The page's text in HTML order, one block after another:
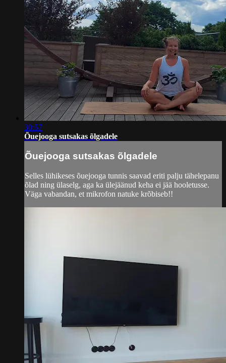
30:57
Õuejooga sutsakas õlgadele
Õuejooga sutsakas õlgadele
Selles lühikeses õuejooga tunnis saavad eriti palju tähelepanu
õlad ning ülaselg, aga ka ülejäänud keha ei jää hooletusse.
Väga vabandan, et mikrofon natuke krõbiseb!!